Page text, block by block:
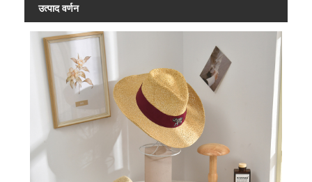
उत्पाद वर्णन